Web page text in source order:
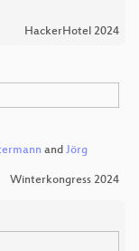
HackerHotel 2024
and Jörg
Winterkongress 2024